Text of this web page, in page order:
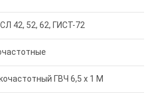
42, 52, 62, ГИСТ-72
ГВЧ 6,5 х 1 М